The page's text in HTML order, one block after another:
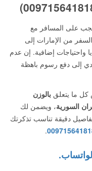
يجب على المسافر مع
من الإمارات إلى
إضافية. إن عدم
إلى دفع رسوم باهظة
كل ما يتعلق بالوزن
السورية، ويضمن لك
دقيقة تناسب تذكرتك
.